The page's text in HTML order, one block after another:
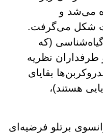
می‌شد و
نفت شکل می‌گرفت.
(که
طرفداران نظریه
بقایای
هستند)،
فرانسوی برتلو فرضیه‌ای